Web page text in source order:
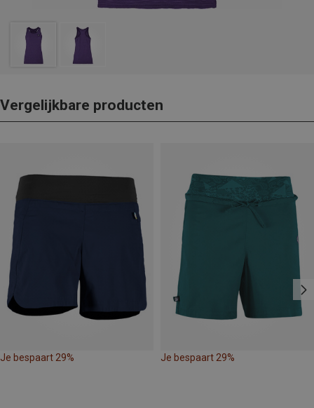
Vergelijkbare producten
Je bespaart 29% Je bespaart 29%